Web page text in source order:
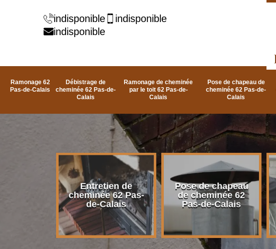
indisponible
indisponible
indisponible
Ramonage 62
Pas-de-Calais
Débistrage de
cheminée 62 Pas-de-
Calais
Ramonage de cheminée
par le toit 62 Pas-de-
Calais
Pose de chapeau de
cheminée 62 Pas-de-
Calais
Entretien de
cheminée 62 Pas-
de-Calais
Pose de chapeau
de cheminée 62
Pas-de-Calais